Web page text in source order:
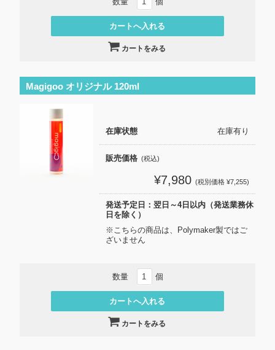
カートをみる
Magigoo オリジナル 120ml
在庫状態 在庫有り
販売価格 (税込)
¥7,980 (税別価格 ¥7,255)
発送予定日：翌日～4日以内（発送業務休
日を除く）
※こちらの商品は、Polymaker製ではご
ざいません
数量 個
カートをみる